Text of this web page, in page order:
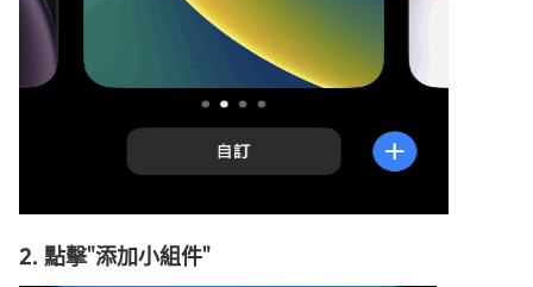
2. 點擊"添加小組件"